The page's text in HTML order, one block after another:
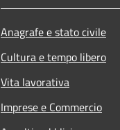
Anagrafe e stato civile
Cultura e tempo libero
Vita lavorativa
Imprese e Commercio